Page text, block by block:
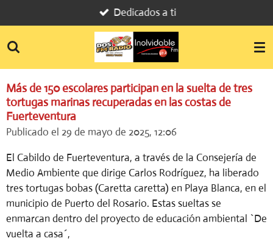
al
contenido
Dedicados a ti
Más de 150 escolares participan en la suelta de tres
tortugas marinas recuperadas en las costas de
Fuerteventura
Publicado el 29 de mayo de 2025, 12:06
El Cabildo de Fuerteventura, a través de la Consejería de
Medio Ambiente que dirige Carlos Rodríguez, ha liberado
tres tortugas bobas (Caretta caretta) en Playa Blanca, en el
municipio de Puerto del Rosario. Estas sueltas se
enmarcan dentro del proyecto de educación ambiental `De
vuelta a casa´,